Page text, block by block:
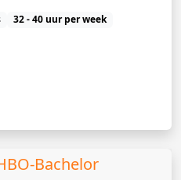
32 - 40 uur per week
Bachelor